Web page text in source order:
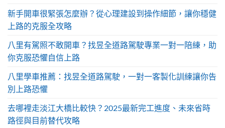
新手開車很緊張怎麼辦？從心理建設到操作細節，讓你穩健
上路的克服全攻略
八里有駕照不敢開車？找昱全道路駕駛專業一對一陪練，助
你克服恐懼自信上路
八里學車推薦：找昱全道路駕駛，一對一客製化訓練讓你告
別上路恐懼
去哪裡走淡江大橋比較快？2025最新完工進度、未來省時
路徑與目前替代攻略